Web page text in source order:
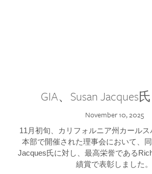
GIA、Susan Jacques
November 10, 2025
11月初旬、カリフォルニア州カール
本部で開催された理事会において、
Jacques氏に対し、最高栄誉である
績賞で表彰しました。